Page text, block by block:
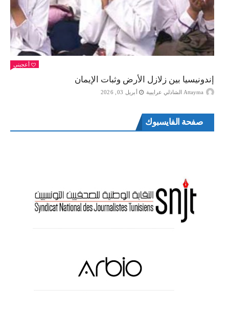
أعجبني
إندونيسيا بين زلازل الأرض وثبات الإيمان
Attayma الشاذلي عرايبية أبريل 03, 2026
صفحة الفايسبوك